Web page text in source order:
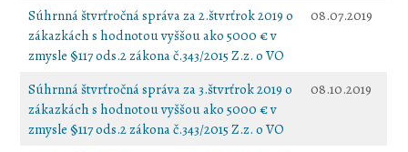
Súhrnná štvrťročná správa za 2.štvrťrok 2019 o
zákazkách s hodnotou vyššou ako 5000 € v
zmysle §117 ods.2 zákona č.343/2015 Z.z. o VO
08.07.2019
Súhrnná štvrťročná správa za 3.štvrťrok 2019 o
zákazkách s hodnotou vyššou ako 5000 € v
zmysle §117 ods.2 zákona č.343/2015 Z.z. o VO
08.10.2019